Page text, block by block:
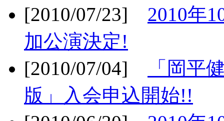
[2010/07/23] 2010年
加公演決定!
[2010/07/04]
「岡平
版」入会申込開始!!